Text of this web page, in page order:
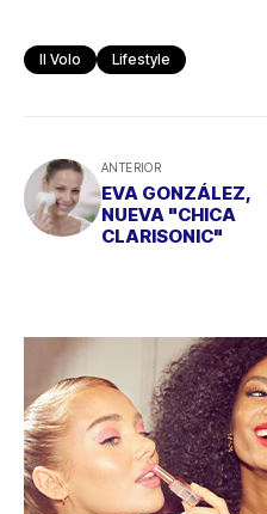
Il Volo Lifestyle
ANTERIOR
EVA GONZÁLEZ,
NUEVA "CHICA
CLARISONIC"